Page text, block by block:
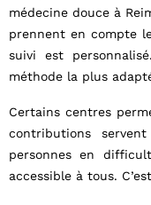
médecine douce à
prennent en compte
suivi est
méthode la plus
Certains centres
contributions
personnes en
accessible à tous.